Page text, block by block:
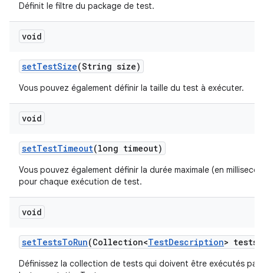
Définit le filtre du package de test.
void
setTestSize(String size)
Vous pouvez également définir la taille du test à exécuter.
void
setTestTimeout(long timeout)
Vous pouvez également définir la durée maximale (en
pour chaque exécution de test.
void
setTestsToRun(Collection<TestDescription> tests)
Définissez la collection de tests qui doivent être exécutés par